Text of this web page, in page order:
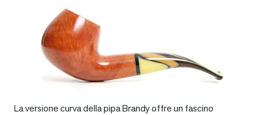
La versione curva della pipa Brandy offre un fascino